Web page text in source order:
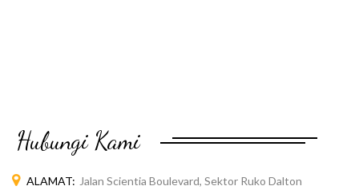
Hubungi Kami
ALAMAT: Jalan Scientia Boulevard, Sektor Ruko Dalton